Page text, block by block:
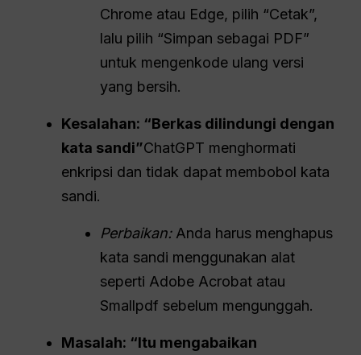
Chrome atau Edge, pilih “Cetak”,
lalu pilih “Simpan sebagai PDF”
untuk mengenkode ulang versi
yang bersih.
Kesalahan: “Berkas dilindungi dengan
kata sandi”ChatGPT menghormati
enkripsi dan tidak dapat membobol kata
sandi.
Perbaikan:Anda harus menghapus
kata sandi menggunakan alat
seperti Adobe Acrobat atau
Smallpdf sebelum mengunggah.
Masalah: “Itu mengabaikan